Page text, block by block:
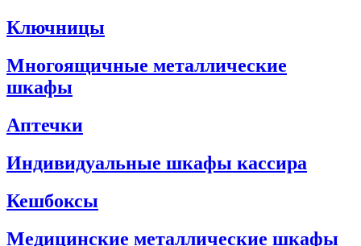
Ключницы
Многоящичные металлические
шкафы
Аптечки
Индивидуальные шкафы кассира
Кешбоксы
Медицинские металлические шкафы